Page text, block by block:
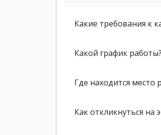
Какие требования к
Какой график работы?
Где находится место
Как откликнуться на